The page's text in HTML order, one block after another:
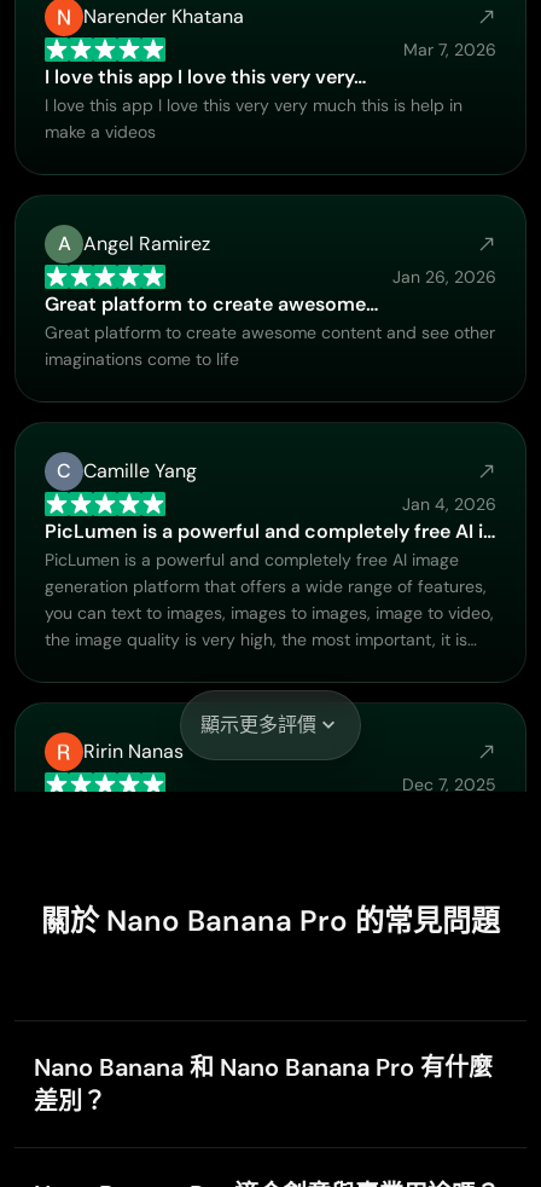
Narender Khatana
Mar 7, 2026
I love this app I love this very very…
I love this app I love this very very much this is help in
make a videos
A Angel Ramirez
Jan 26, 2026
Great platform to create awesome…
Great platform to create awesome content and see other
imaginations come to life
C Camille Yang
Jan 4, 2026
PicLumen is a powerful and completely free AI image
PicLumen is a powerful and completely free AI image
generation platform that offers a wide range of features,
you can text to images, images to images, image to video,
the image quality is very high, the most important, it is
jobs, like other's creation, welcome to joint and create
your job, a goog platform for making money using the
best ai tool
Ririn Nanas
Dec 7, 2025
Good it was great I loved making my oc…
Good it was great I loved making my oc Saiyan
顯示更多評價
關於 Nano Banana Pro 的常見問題
Nano Banana 和 Nano Banana Pro 有什麼
差別？
與標準版相比，Nano Banana Pro 在多項能力上大幅升